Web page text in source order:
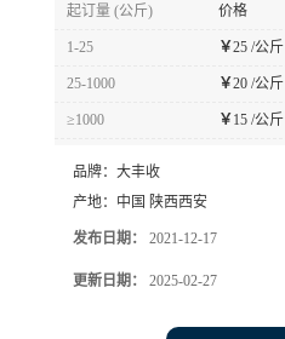
起订量 (公斤) 价格
1-25 ￥25 /公斤
25-1000 ￥20 /公斤
≥1000 ￥15 /公斤
品牌： 大丰收
产地： 中国 陕西西安
发布日期： 2021-12-17
更新日期： 2025-02-27